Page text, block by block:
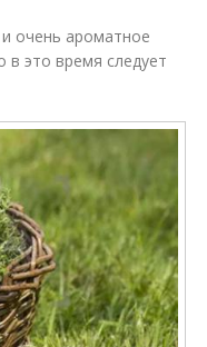
очень ароматное
в это время следует